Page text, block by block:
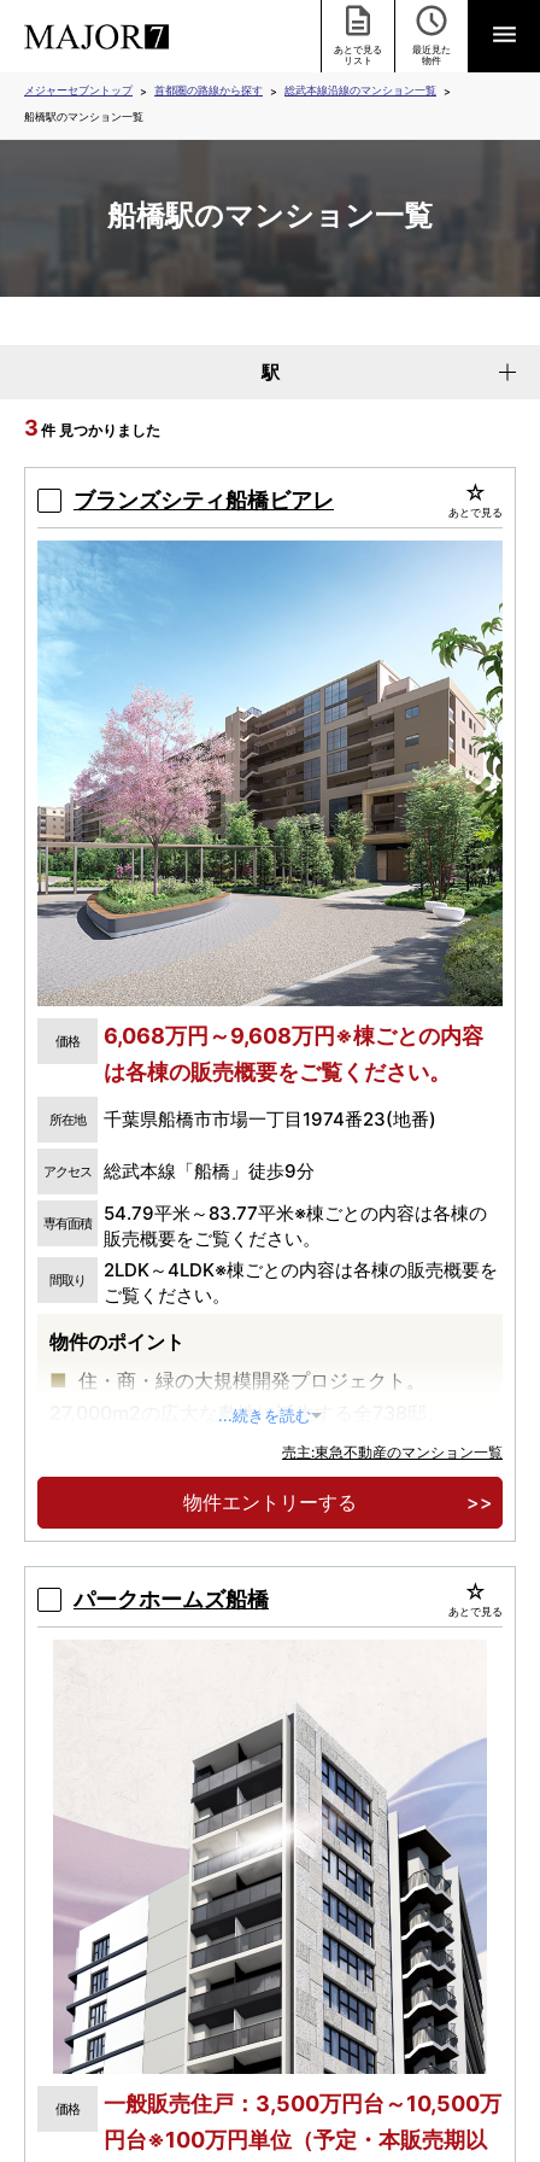
あとで見る
リスト
最近見た
物件
メジャーセブントップ 首都圏の路線から探す
総武本線沿線のマンション一覧
船橋駅のマンション一覧
船橋駅のマンション一覧
駅
3 件 見つかりました
ブランズシティ船橋ビアレ あとで見る
価格
6,068万円～9,608万円※棟ごとの内容
は各棟の販売概要をご覧ください。
所在地 千葉県船橋市市場一丁目1974番23(地番)
アクセス 総武本線「船橋」徒歩9分
専有面積
54.79平米～83.77平米※棟ごとの内容は各棟の
販売概要をご覧ください。
間取り
2LDK～4LDK※棟ごとの内容は各棟の販売概要を
ご覧ください。
物件のポイント
住・商・緑の大規模開発プロジェクト。
27,000m2の広大な敷地に誕生する全738邸。
2駅4路線利用可。JR総武快速線「船橋」駅徒
歩9分～11分。東京へ26分。
...続きを読む
売主:東急不動産のマンション一覧
物件エントリーする
パークホームズ船橋 あとで見る
価格
一般販売住戸：3,500万円台～10,500万
円台※100万円単位（予定・本販売期以